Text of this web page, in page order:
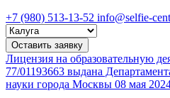
+7 (980) 513-13-52 info@selfie-
Выберите
город
Оставить заявку
Лицензия на образовательную
77/01193663 выдана
науки города Москвы 08 мая